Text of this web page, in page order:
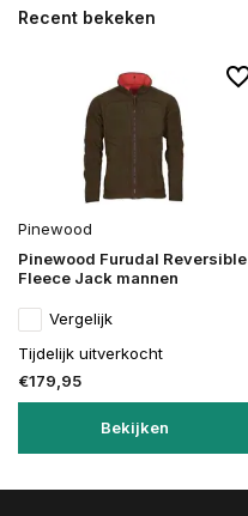
Recent bekeken
Pinewood
Pinewood Furudal Reversible
Fleece Jack mannen
Vergelijk
Tijdelijk uitverkocht
€179,95
Bekijken